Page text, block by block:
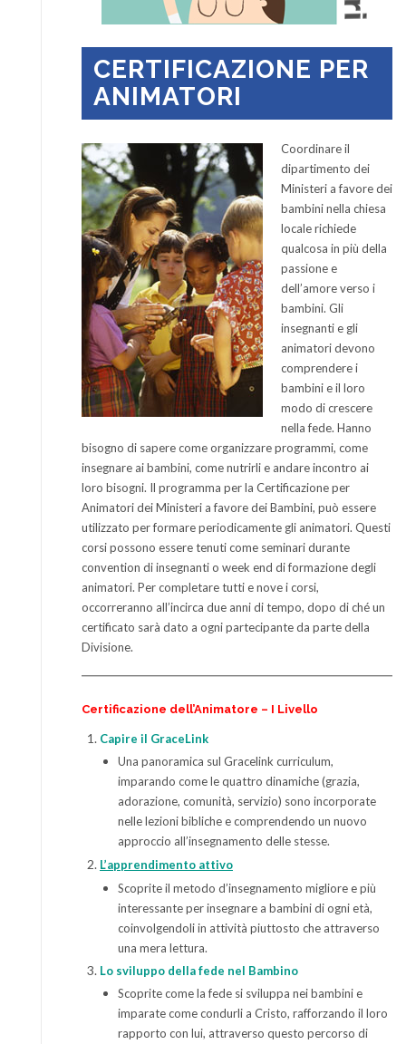
CERTIFICAZIONE PER
ANIMATORI
Coordinare il
dipartimento dei
Ministeri a favore dei
bambini nella chiesa
locale richiede
qualcosa in più della
passione e
dell’amore verso i
bambini. Gli
insegnanti e gli
animatori devono
comprendere i
bambini e il loro
modo di crescere
nella fede. Hanno
bisogno di sapere come organizzare programmi, come
insegnare ai bambini, come nutrirli e andare incontro ai
loro bisogni. Il programma per la Certificazione per
Animatori dei Ministeri a favore dei Bambini, può essere
utilizzato per formare periodicamente gli animatori. Questi
corsi possono essere tenuti come seminari durante
convention di insegnanti o week end di formazione degli
animatori. Per completare tutti e nove i corsi,
occorreranno all’incirca due anni di tempo, dopo di ché un
certificato sarà dato a ogni partecipante da parte della
Divisione.
Certificazione dell’Animatore – I Livello
Capire il GraceLink
Una panoramica sul Gracelink curriculum,
imparando come le quattro dinamiche (grazia,
adorazione, comunità, servizio) sono incorporate
nelle lezioni bibliche e comprendendo un nuovo
approccio all’insegnamento delle stesse.
L’apprendimento attivo
Scoprite il metodo d’insegnamento migliore e più
interessante per insegnare a bambini di ogni età,
coinvolgendoli in attività piuttosto che attraverso
una mera lettura.
Lo sviluppo della fede nel Bambino
Scoprite come la fede si sviluppa nei bambini e
imparate come condurli a Cristo, rafforzando il loro
rapporto con lui, attraverso questo percorso di